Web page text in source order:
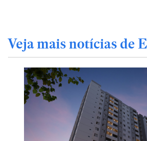
Veja mais notícias de